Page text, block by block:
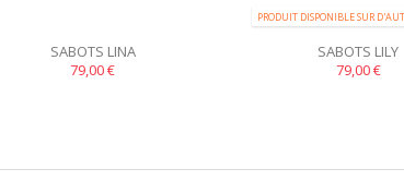
SABOTS LINA
79,00 €
PRODUIT DISPONIBLE SUR
SABOTS LILY
79,00 €